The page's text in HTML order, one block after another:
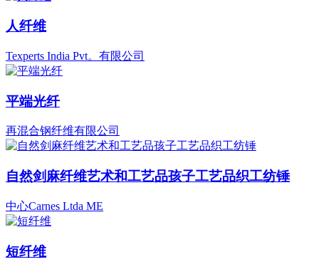
人纤维
Texperts India Pvt。有限公司
平端光纤
再混合钢纤维有限公司
自然剑麻纤维艺术和工艺品孩子工艺品织工纺锤
中心Carnes Ltda ME
短纤维